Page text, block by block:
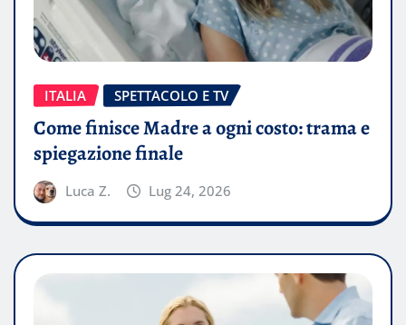
ITALIA SPETTACOLO E TV
Come finisce Madre a ogni costo: trama e
spiegazione finale
Luca Z. Lug 24, 2026